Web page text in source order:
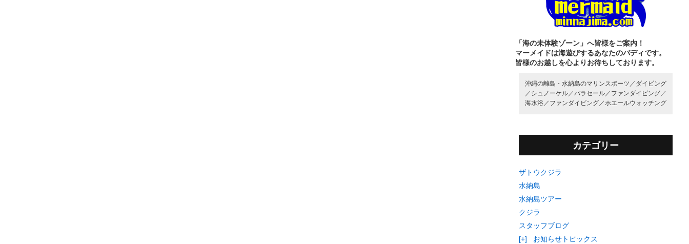
「海の未体験ゾーン」へ皆様をご案内！
マーメイドは海遊びするあなたのバディです。
皆様のお越しを心よりお待ちしております。
沖縄の離島・水納島のマリンスポーツ／ ダイビング
／ シュノーケル／ パラセール／ ファンダイビング／
海水浴／ ファンダイビング／ ホエールウォッチング
カテゴリー
ザトウクジラ
水納島
水納島ツアー
クジラ
スタッフブログ
[+]
お知らせトピックス